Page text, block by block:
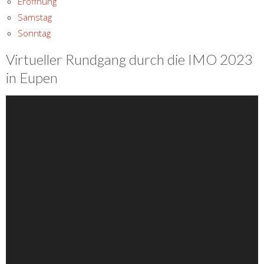
Samstag
Sonntag
Virtueller Rundgang durch die IMO 2023
in Eupen